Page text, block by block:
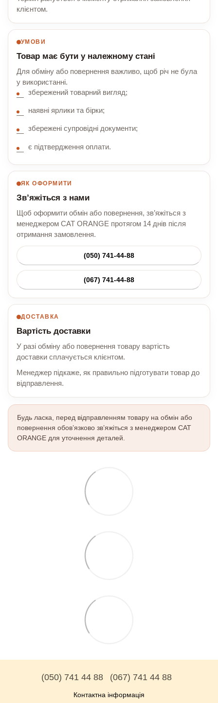
клієнтом.
УМОВИ
Товар має бути у належному стані
Для обміну або повернення важливо, щоб річ не була
у використанні.
збережений товарний вигляд;
наявні ярлики та бірки;
збережені супровідні документи;
є підтвердження оплати.
ЯК ОФОРМИТИ
Зв’яжіться з нами
Щоб оформити обмін або повернення, зв’яжіться з
менеджером CAT ORANGE протягом 14 днів після
отримання замовлення.
(050) 741-44-88
(067) 741-44-88
ДОСТАВКА
Вартість доставки
У разі обміну або повернення товару вартість
доставки сплачується клієнтом.
Менеджер підкаже, як правильно підготувати товар до
відправлення.
Будь ласка, перед відправленням товару на обмін або
повернення обов’язково зв’яжіться з менеджером CAT
ORANGE для уточнення деталей.
(050) 741 44 88 (067) 741 44 88
Контактна інформація